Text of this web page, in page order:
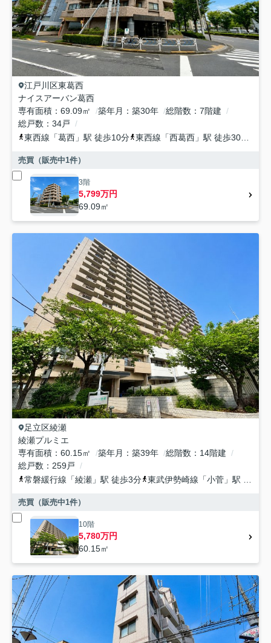
江戸川区東葛西
ナイスアーバン葛西
専有面積
69.09㎡ 築年月 築30年 総階数
7階建
総戸数
34戸
東西線 「葛西 」駅 徒歩10分 東西線 「西葛西 」駅 徒歩30分
売買（販売中1件）
3階
5,799万円
69.09㎡
足立区綾瀬
綾瀬プルミエ
専有面積
60.15㎡ 築年月 築39年 総階数
14階建
総戸数
259戸
常磐緩行線 「綾瀬 」駅 徒歩3分 東武伊勢崎線 「小菅 」駅 徒歩12分
売買（販売中1件）
10階
5,780万円
60.15㎡